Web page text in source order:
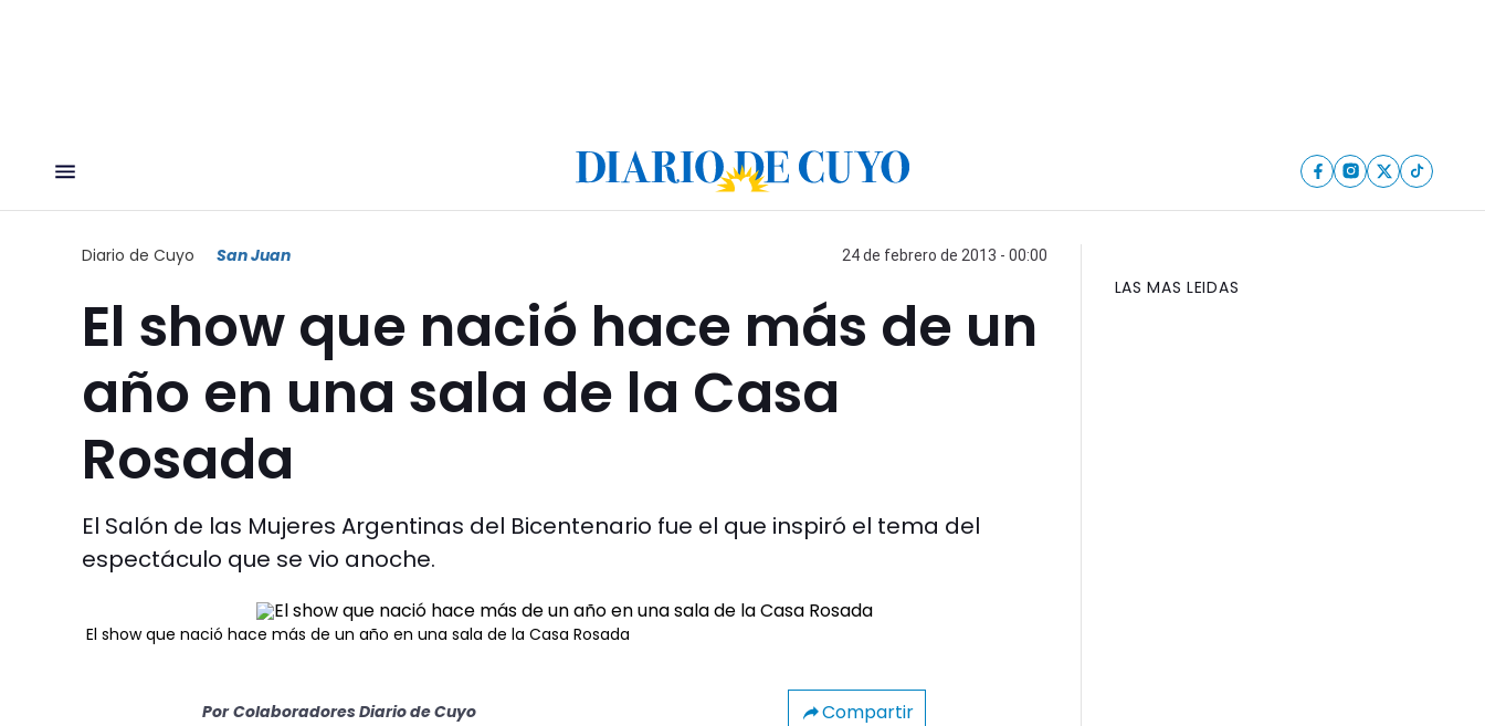
Diario de Cuyo San Juan 24 de febrero de 2013 - 00:00
El show que nació hace más de un
año en una sala de la Casa
Rosada
El Salón de las Mujeres Argentinas del Bicentenario fue el que inspiró el tema del
espectáculo que se vio anoche.
El show que nació hace más de un año en una sala de la Casa Rosada
Por Colaboradores Diario de Cuyo Compartir
LAS MAS LEIDAS